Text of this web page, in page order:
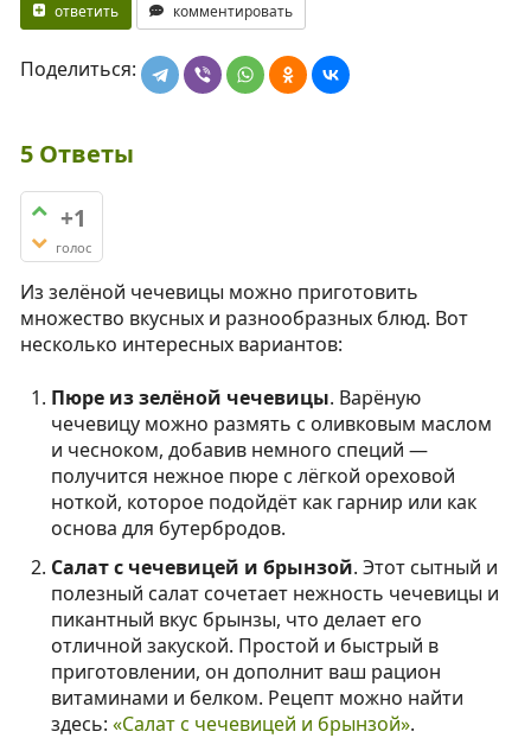
ответить комментировать
Поделиться:
5 Ответы
+1
голос
Из зелёной чечевицы можно приготовить
множество вкусных и разнообразных блюд. Вот
несколько интересных вариантов:
Пюре из зелёной чечевицы. Варёную
чечевицу можно размять с оливковым маслом
и чесноком, добавив немного специй —
получится нежное пюре с лёгкой ореховой
ноткой, которое подойдёт как гарнир или как
основа для бутербродов.
Салат с чечевицей и брынзой. Этот сытный и
полезный салат сочетает нежность чечевицы и
пикантный вкус брынзы, что делает его
отличной закуской. Простой и быстрый в
приготовлении, он дополнит ваш рацион
витаминами и белком. Рецепт можно найти
здесь: «Салат с чечевицей и брынзой».